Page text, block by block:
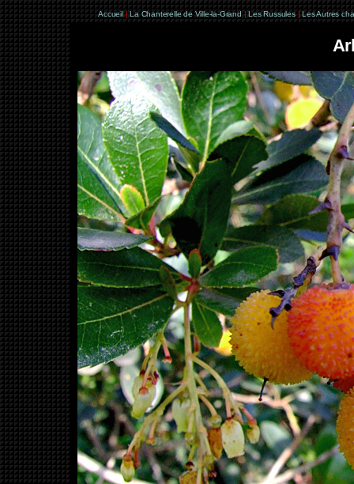
Accueil | La Chanterelle de Ville-la-Grand | Les Russules | Les Autres